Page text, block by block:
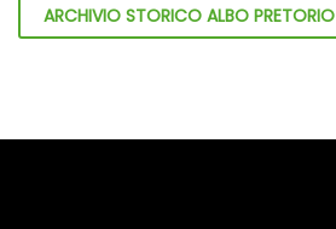
ARCHIVIO STORICO ALBO PRETORIO